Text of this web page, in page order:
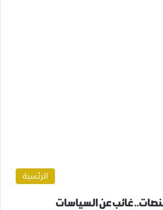
الرئسية
غائب عن السياسات